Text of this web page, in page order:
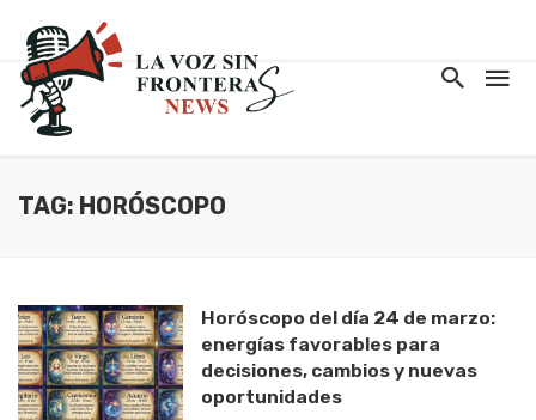
TAG: HORÓSCOPO
Horóscopo del día 24 de marzo:
energías favorables para
decisiones, cambios y nuevas
oportunidades